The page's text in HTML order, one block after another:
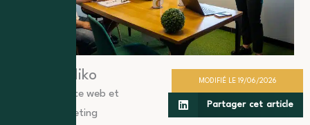
Cocliko
Agence web et
marketing
MODIFIÉ LE 19/06/2026
Partager cet article